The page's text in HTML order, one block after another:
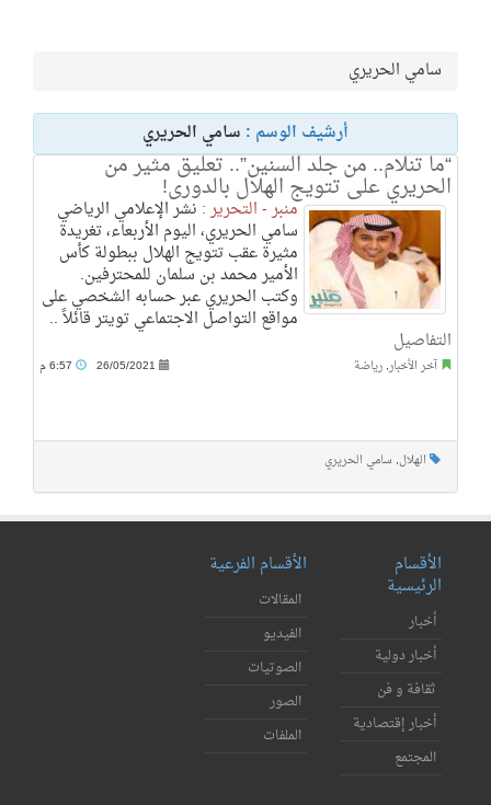
سامي الحريري
أرشيف الوسم : سامي الحريري
“ما تنلام.. من جلد السنين”.. تعليق مثير من
الحريري على تتويج الهلال بالدورى!
منبر - التحرير : نشر الإعلامي الرياضي
سامي الحريري، اليوم الأربعاء، تغريدة
مثيرة عقب تتويج الهلال ببطولة كأس
الأمير محمد بن سلمان للمحترفين.
وكتب الحريري عبر حسابه الشخصي على
مواقع التواصل الاجتماعي تويتر قائلاً ..
التفاصيل
آخر الأخبار, رياضة 26/05/2021
الهلال, سامي الحريري
الأقسام
الرئيسية
أخبار
أخبار دولية
ثقافة و فن
أخبار إقتصادية
المجتمع
الأقسام الفرعية
المقالات
الفيديو
الصوتيات
الصور
الملفات